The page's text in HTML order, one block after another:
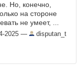
Но, конечно,
на стороне
не умеет, ...
2025 — disputan_t